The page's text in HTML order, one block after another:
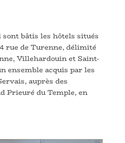
bâtis les hôtels situés
rue de Turenne, délimité
Villehardouin et Saint-
ensemble acquis par les
auprès des
Prieuré du Temple, en